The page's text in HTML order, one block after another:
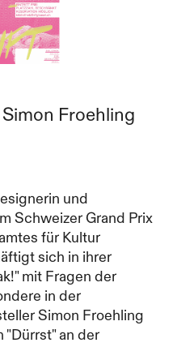
Froehling
und
Schweizer Grand Prix
für Kultur
sich in ihrer
mit Fragen der
in der
Simon Froehling
"Dürrst" an der